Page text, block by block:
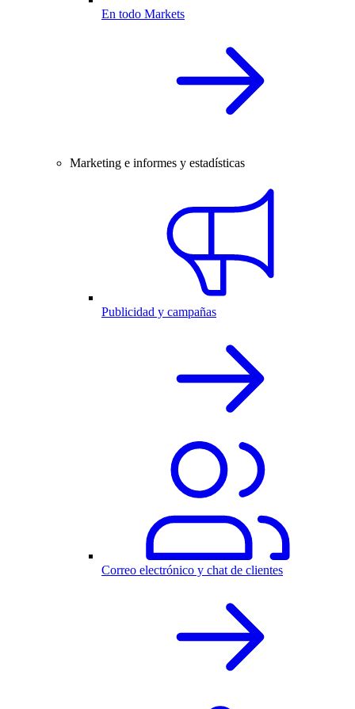
En todo Markets
Marketing e informes y estadísticas
Publicidad y campañas
Correo electrónico y chat de clientes